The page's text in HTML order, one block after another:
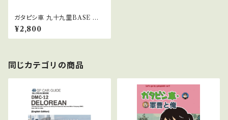
ガタピシ車 九十九里BASE ＜1
＞＜2＞＜軍曹と俺＞3冊セット
¥2,800
同じカテゴリの商品